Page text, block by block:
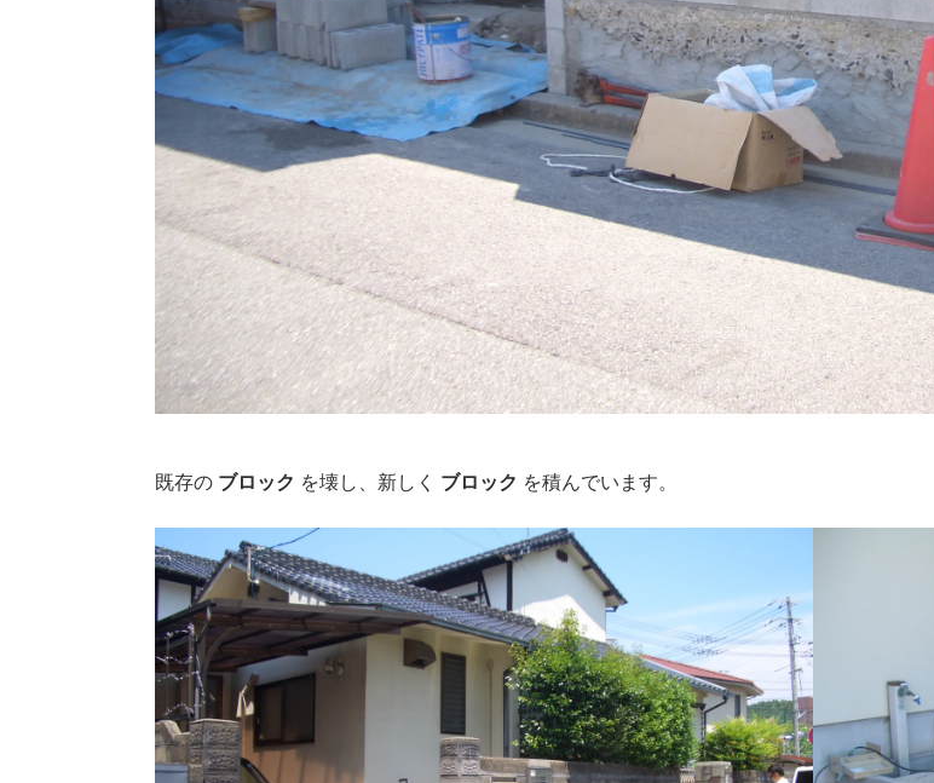
既存の ブロック を壊し、新しく ブロック を積んでいます。